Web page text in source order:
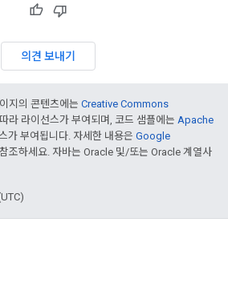
의견 보내기
지의 콘텐츠에는 Creative Commons
라 라이선스가 부여되며, 코드 샘플에는 Apache
가 부여됩니다. 자세한 내용은 Google
조하세요. 자바는 Oracle 및/또는 Oracle 계열사